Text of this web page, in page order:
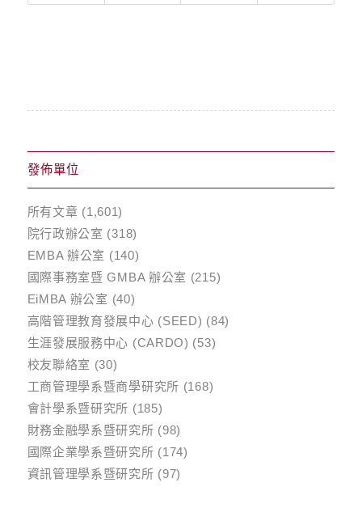
發佈單位
所有文章 (1,601)
院行政辦公室 (318)
EMBA 辦公室 (140)
國際事務室暨 GMBA 辦公室 (215)
EiMBA 辦公室 (40)
高階管理教育發展中心 (SEED) (84)
生涯發展服務中心 (CARDO) (53)
校友聯絡室 (30)
工商管理學系暨商學研究所 (168)
會計學系暨研究所 (185)
財務金融學系暨研究所 (98)
國際企業學系暨研究所 (174)
資訊管理學系暨研究所 (97)